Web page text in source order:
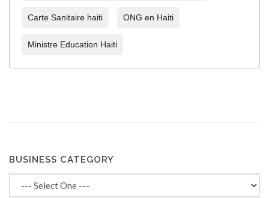
Carte Sanitaire haiti ONG en Haiti
Ministre Education Haiti
BUSINESS CATEGORY